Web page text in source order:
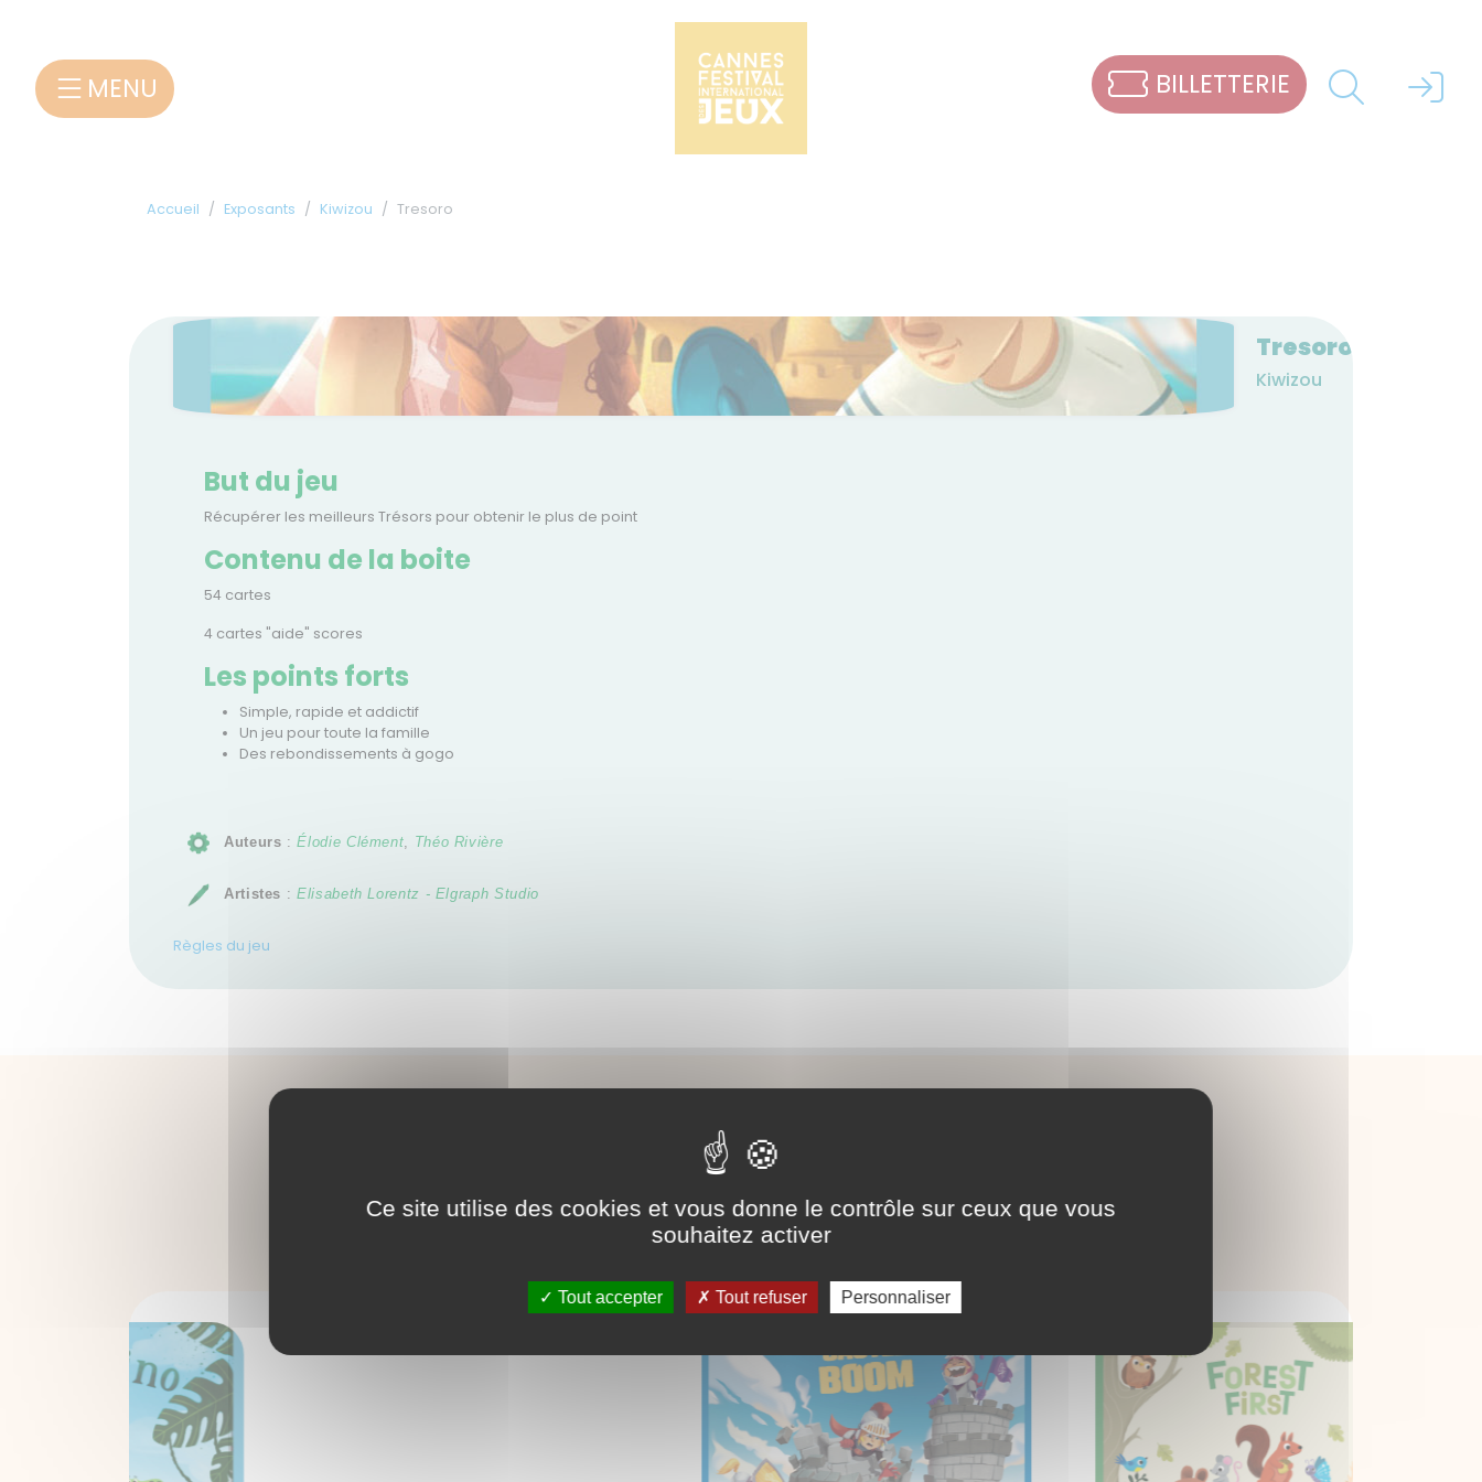
MENU BILLETTERIE
Accueil Exposants Kiwizou Tresoro
Tresoro
Kiwizou
But du jeu
Récupérer les meilleurs Trésors pour obtenir le plus de point
Contenu de la boite
54 cartes
4 cartes "aide" scores
Les points forts
Simple, rapide et addictif
Un jeu pour toute la famille
Des rebondissements à gogo
Auteurs :Élodie Clément Théo Rivière
Artistes :Elisabeth Lorentz - Elgraph Studio
Règles du jeu
AUTRES JEUX
AUTRES JEUX
Ce site utilise des cookies et vous donne le contrôle sur ceux que vous
souhaitez activer
Tout accepter Tout refuser Personnaliser